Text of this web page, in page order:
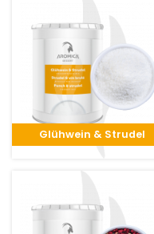
Glühwein & Strudel